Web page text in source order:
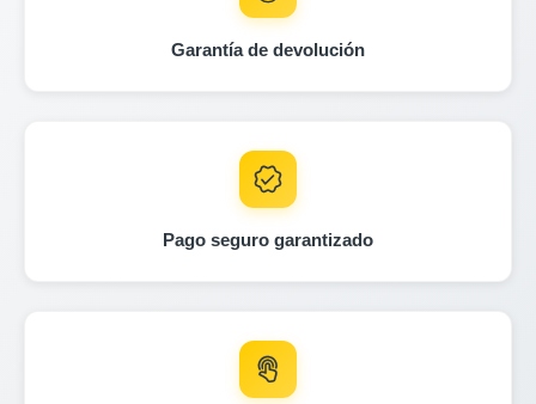
Autocheck
Autocheck
Copart
Copart Autocheck
IAAI
Garantía de devolución
Pago seguro garantizado